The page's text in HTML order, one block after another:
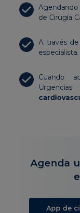
de Cirugía
A través
especialista.
Cuando
Agenda
App de